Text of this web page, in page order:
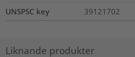
UNSPSC key
39121702
Liknande produkter